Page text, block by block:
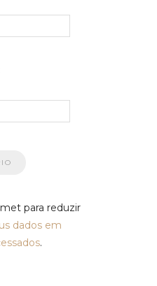
para reduzir
dados em
.